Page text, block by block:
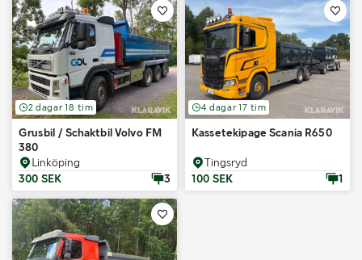
2 dagar 18 tim
Grusbil / Schaktbil Volvo FM
380
Linköping
300 SEK
3
4 dagar 17 tim
Kassetekipage Scania R650
Tingsryd
100 SEK
1